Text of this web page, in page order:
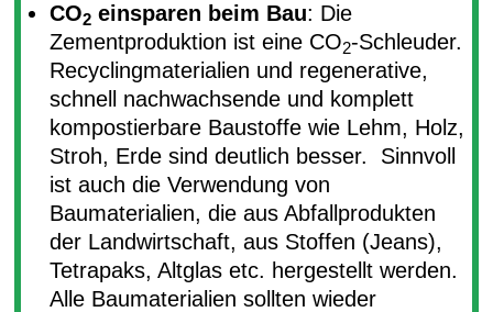
CO2 einsparen beim Bau: Die
Zementproduktion ist eine CO2-Schleuder.
Recyclingmaterialien und regenerative,
schnell nachwachsende und komplett
kompostierbare Baustoffe wie Lehm, Holz,
Stroh, Erde sind deutlich besser. Sinnvoll
ist auch die Verwendung von
Baumaterialien, die aus Abfallprodukten
der Landwirtschaft, aus Stoffen (Jeans),
Tetrapaks, Altglas etc. hergestellt werden.
Alle Baumaterialien sollten wieder